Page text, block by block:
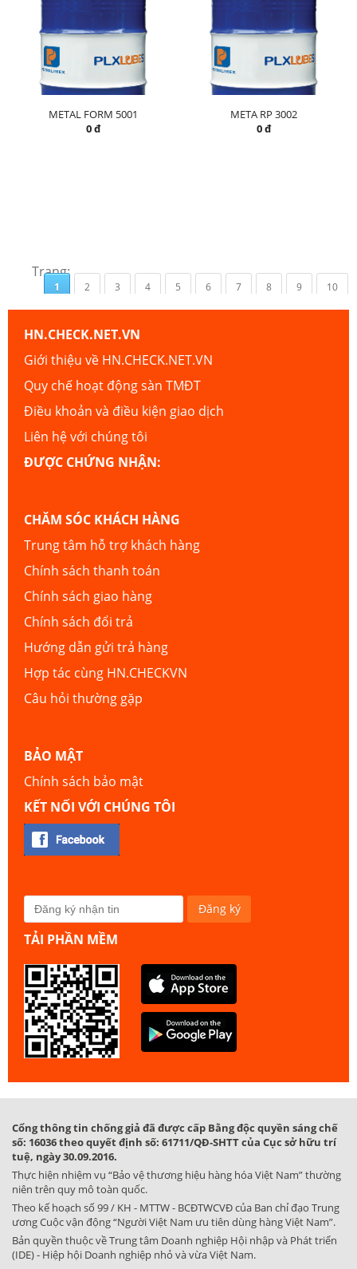
METAL FORM 5001
0 đ
META RP 3002
0 đ
Trang:
1 2 3 4 5 6 7 8 9 10
HN.CHECK.NET.VN
Giới thiệu về HN.CHECK.NET.VN
Quy chế hoạt động sàn TMĐT
Điều khoản và điều kiện giao dịch
Liên hệ với chúng tôi
ĐƯỢC CHỨNG NHẬN:
CHĂM SÓC KHÁCH HÀNG
Trung tâm hỗ trợ khách hàng
Chính sách thanh toán
Chính sách giao hàng
Chính sách đổi trả
Hướng dẫn gửi trả hàng
Hợp tác cùng HN.CHECKVN
Câu hỏi thường gặp
BẢO MẬT
Chính sách bảo mật
KẾT NỐI VỚI CHÚNG TÔI
TẢI PHẦN MỀM
Cổng thông tin chống giả đã được cấp Bằng độc quyền sáng chế
số: 16036 theo quyết định số: 61711/QĐ-SHTT của Cục sở hữu trí
tuệ, ngày 30.09.2016.
Thực hiện nhiệm vụ “Bảo vệ thương hiệu hàng hóa Việt Nam” thường
niên trên quy mô toàn quốc.
Theo kế hoạch số 99 / KH - MTTW - BCĐTWCVĐ của Ban chỉ đạo Trung
ương Cuộc vận động “Người Việt Nam ưu tiên dùng hàng Việt Nam”.
Bản quyền thuộc về Trung tâm Doanh nghiệp Hội nhập và Phát triển
(IDE) - Hiệp hội Doanh nghiệp nhỏ và vừa Việt Nam.